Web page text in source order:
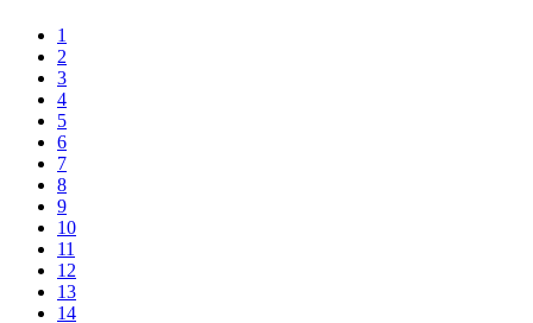
1
2
3
4
5
6
7
8
9
10
11
12
13
14